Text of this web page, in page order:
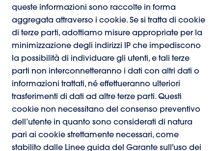
queste informazioni sono raccolte in forma
aggregata attraverso i cookie. Se si tratta di cookie
di terze parti, adottiamo misure appropriate per la
minimizzazione degli indirizzi IP che impediscono
la possibilità di individuare gli utenti, e tali terze
parti non interconnetteranno i dati con altri dati o
informazioni trattati, né effettueranno ulteriori
trasferimenti di dati ad altre terze parti. Questi
cookie non necessitano del consenso preventivo
dell’utente in quanto sono considerati di natura
pari ai cookie strettamente necessari, come
stabilito dalle Linee guida del Garante sull'uso dei